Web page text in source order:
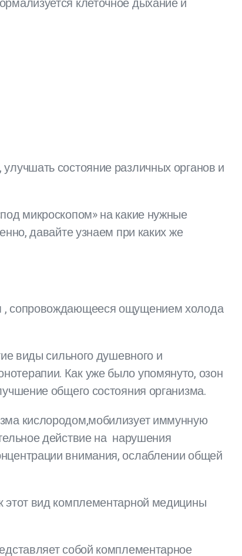
состояние различных органов и
микроскопом» на какие нужные
давайте узнаем при каких же
, сопровождающееся ощущением холода
виды сильного душевного и
Как уже было упомянуто, озон
общего состояния организма.
кислородом,мобилизует иммунную
действие на нарушения
внимания, ослаблении общей
этот вид комплементарной медицины
собой комплементарное